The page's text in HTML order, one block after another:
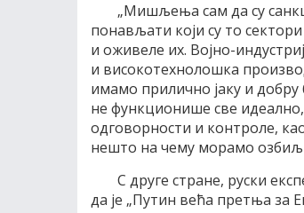
„Мишљења сам да су
понављати који су то
и оживеле их. Војно-
и високотехнолошка
имамо прилично јаку и
не функционише све идеално,
одговорности и контроле,
нешто на чему морамо
С друге стране, руски
да је „Путин већа претња за